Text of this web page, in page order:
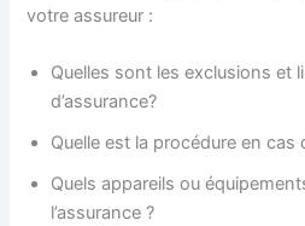
votre assureur :
Quelles sont les exclusions et
d’assurance?
Quelle est la procédure en cas
Quels appareils ou
l’assurance ?